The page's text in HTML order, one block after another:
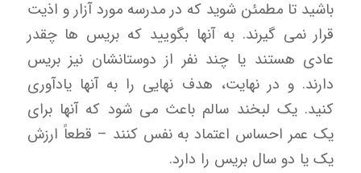
باشید تا مطمئن شوید که در مدرسه مورد آزار و اذیت
قرار نمی گیرند. به آنها بگویید که بریس ها چقدر
عادی هستند یا چند نفر از دوستانشان نیز بریس
دارند. و در نهایت، هدف نهایی را به آنها یادآوری
کنید. یک لبخند سالم باعث می شود که آنها برای
یک عمر احساس اعتماد به نفس کنند – قطعاً ارزش
یک یا دو سال بریس را دارد.